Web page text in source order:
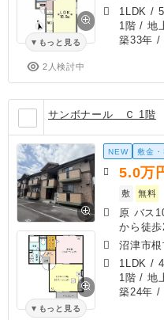
もっと見る
2人検討中
1LDK /
1階 / 地
築33年 /
サンボナール Ｃ 1階
もっと見る
NEW 敷金
5.0万
敷
無料
原 バス
から徒歩
沼津市根
1LDK /
1階 / 地
築24年 /